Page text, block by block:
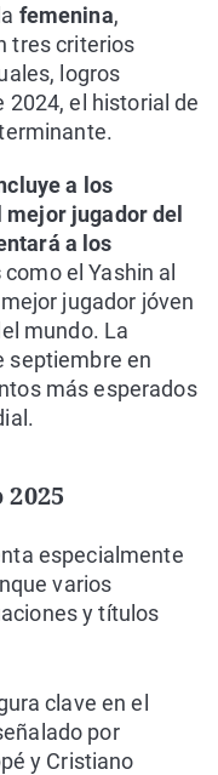
femenina,
tres criterios
logros
2024, el historial de
a los
jugador del
a los
como el Yashin al
jugador jóven
mundo. La
septiembre en
más esperados
especialmente
varios
y títulos
clave en el
por
y Cristiano